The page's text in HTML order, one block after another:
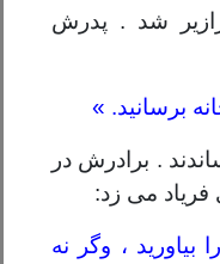
شد . پدرش
برسانید. »
. برادرش در
فریاد می زد:
، وگر نه